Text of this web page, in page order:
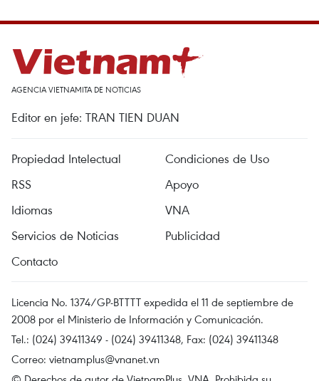
AGENCIA VIETNAMITA DE NOTICIAS
Editor en jefe: TRAN TIEN DUAN
Propiedad Intelectual
Condiciones de Uso
RSS
Apoyo
Idiomas
VNA
Servicios de Noticias
Publicidad
Contacto
Licencia No. 1374/GP-BTTTT expedida el 11 de septiembre de
2008 por el Ministerio de Información y Comunicación.
Tel.: (024) 39411349 - (024) 39411348, Fax: (024) 39411348
Correo: vietnamplus@vnanet.vn